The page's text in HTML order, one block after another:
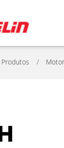
Produtos